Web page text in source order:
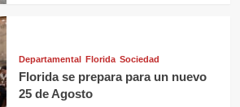
Departamental Florida Sociedad
Florida se prepara para un nuevo
25 de Agosto